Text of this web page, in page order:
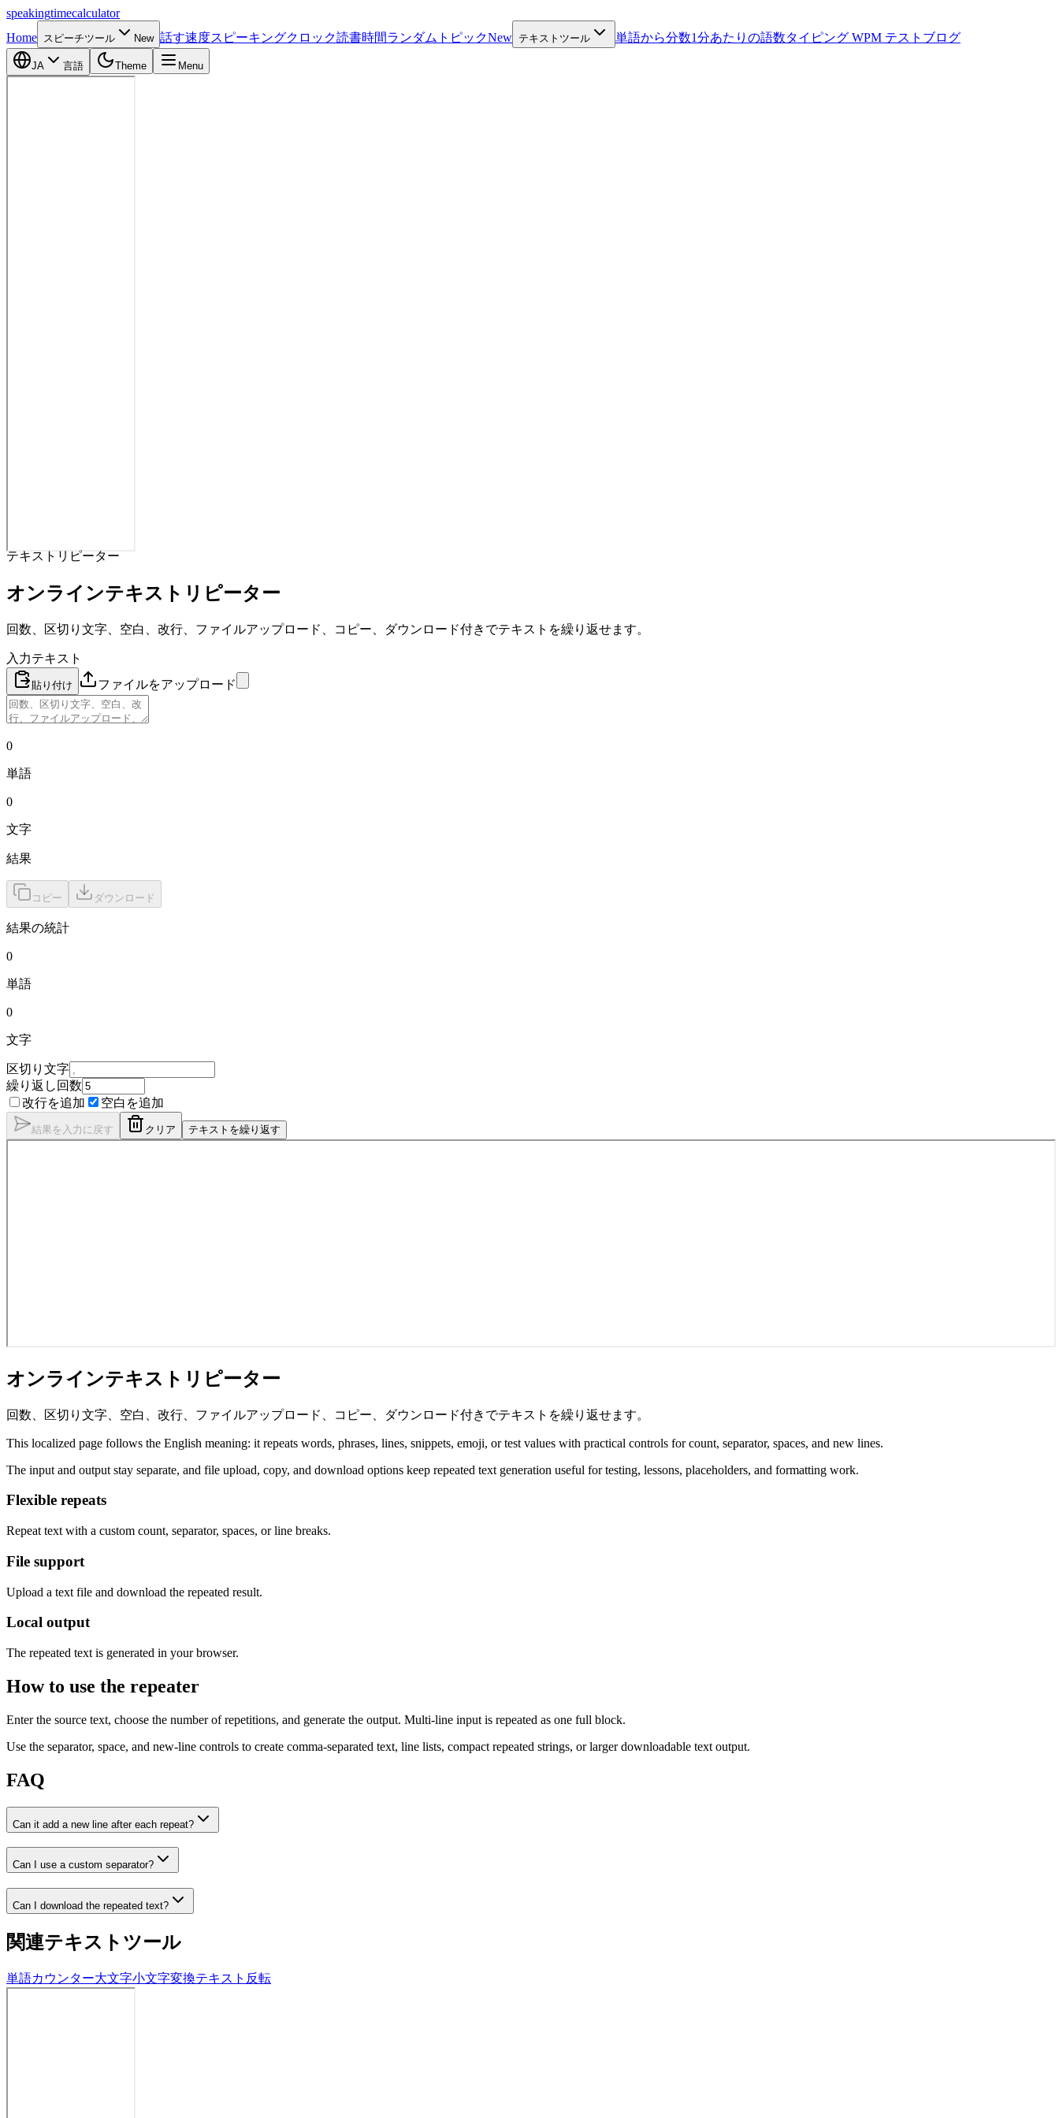
speakingtimecalculator
Home スピーチツール New 話す速度スピーキングクロック読書時間ランダムトピックNew テキストツール 単語から分数1分あたりの語数タイピング WPM テスト ブログ
JA 言語 Theme Menu
テキストリピーター
オンラインテキストリピーター
回数、区切り文字、空白、改行、ファイルアップロード、コピー、ダウンロード付きでテキストを繰り返せます。
入力テキスト
貼り付け ファイルをアップロード
0
単語
0
文字
結果
コピー ダウンロード
結果の統計
0
単語
0
文字
区切り文字
繰り返し回数
改行を追加
空白を追加
結果を入力に戻す クリア テキストを繰り返す
オンラインテキストリピーター
回数、区切り文字、空白、改行、ファイルアップロード、コピー、ダウンロード付きでテキストを繰り返せます。
This localized page follows the English meaning: it repeats words, phrases, lines, snippets, emoji, or test values with practical controls for count, separator, spaces, and new lines.
The input and output stay separate, and file upload, copy, and download options keep repeated text generation useful for testing, lessons, placeholders, and formatting work.
Flexible repeats
Repeat text with a custom count, separator, spaces, or line breaks.
File support
Upload a text file and download the repeated result.
Local output
The repeated text is generated in your browser.
How to use the repeater
Enter the source text, choose the number of repetitions, and generate the output. Multi-line input is repeated as one full block.
Use the separator, space, and new-line controls to create comma-separated text, line lists, compact repeated strings, or larger downloadable text output.
FAQ
Can it add a new line after each repeat?
Can I use a custom separator?
Can I download the repeated text?
関連テキストツール
単語カウンター大文字小文字変換テキスト反転